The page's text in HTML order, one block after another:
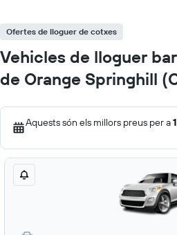
Ofertes de lloguer de cotxes
Vehicles de lloguer
de Orange Springhill
Aquests són els millors preus per a